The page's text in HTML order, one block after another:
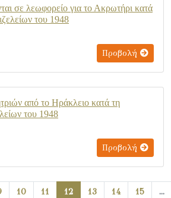
σε λεωφορείο για το Ακρωτήρι κατά
του 1948
Προβολή
από το Ηράκλειο κατά τη
του 1948
Προβολή
10 11 12 13 14 15 ...